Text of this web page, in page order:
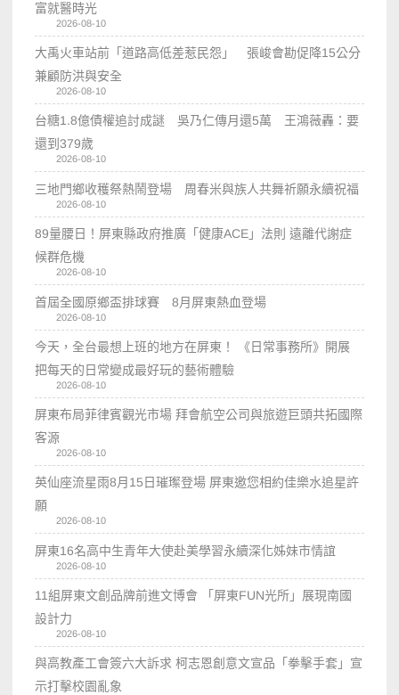
富就醫時光
2026-08-10
大禹火車站前「道路高低差惹民怨」 張峻會勘促降15公分
兼顧防洪與安全
2026-08-10
台糖1.8億債權追討成謎 吳乃仁傳月還5萬 王鴻薇轟：要
還到379歲
2026-08-10
三地門鄉收穫祭熱鬧登場 周春米與族人共舞祈願永續祝福
2026-08-10
89量腰日！屏東縣政府推廣「健康ACE」法則 遠離代謝症
候群危機
2026-08-10
首屆全國原鄉盃排球賽 8月屏東熱血登場
2026-08-10
今天，全台最想上班的地方在屏東！ 《日常事務所》開展
把每天的日常變成最好玩的藝術體驗
2026-08-10
屏東布局菲律賓觀光市場 拜會航空公司與旅遊巨頭共拓國際
客源
2026-08-10
英仙座流星雨8月15日璀璨登場 屏東邀您相約佳樂水追星許
願
2026-08-10
屏東16名高中生青年大使赴美學習永續深化姊妹市情誼
2026-08-10
11組屏東文創品牌前進文博會 「屏東FUN光所」展現南國
設計力
2026-08-10
與高教產工會簽六大訴求 柯志恩創意文宣品「拳擊手套」宣
示打擊校園亂象